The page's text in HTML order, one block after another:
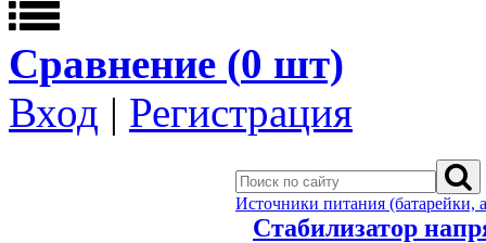
Сравнение (0 шт)
Вход | Регистрация
Источники питания (батарейки,
Стабилизатор